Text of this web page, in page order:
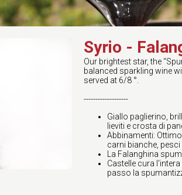
Syrio -
Our brightest star, the
balanced sparkling wine
served at 6/8 °.
-------------------
Giallo paglierino,
lieviti e crosta di
Abbinamenti:
carni bianche,
La Falanghina
Castelle cura
passo la